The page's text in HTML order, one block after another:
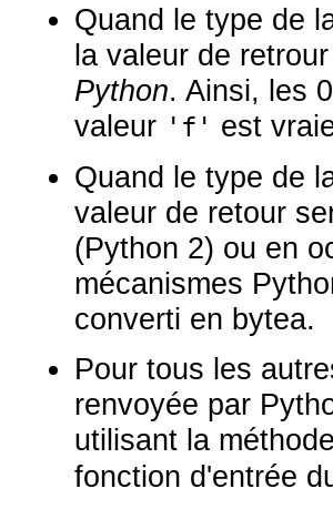
Quand le type de
la valeur de
Python. Ainsi, les
valeur 'f' est
Quand le type de
valeur de retour
(Python 2) ou en
mécanismes
converti en bytea.
Pour tous les
renvoyée par
utilisant la
fonction d'entrée